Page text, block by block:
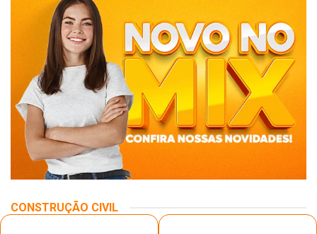
CONSTRUÇÃO CIVIL